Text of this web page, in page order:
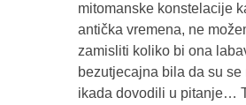
mitomanske konstelacije
antička vremena, ne
zamisliti koliko bi ona
bezutjecajna bila da su se
ikada dovodili u pitanje…